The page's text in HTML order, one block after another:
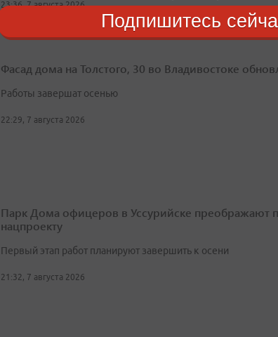
23:36, 7 августа 2026
Фасад дома на Толстого, 30 во Владивостоке
Работы завершат осенью
22:29, 7 августа 2026
Парк Дома офицеров в Уссурийске преображают
нацпроекту
Первый этап работ планируют завершить к осени
21:32, 7 августа 2026
Подпишитесь